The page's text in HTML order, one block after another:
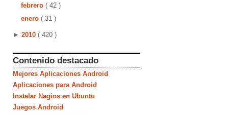
febrero ( 42 )
enero ( 31 )
► 2010 ( 420 )
Contenido destacado
Mejores Aplicaciones Android
Aplicaciones para Android
Instalar Nagios en Ubuntu
Juegos Android